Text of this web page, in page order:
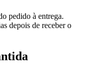
pedido à entrega.
depois de receber o